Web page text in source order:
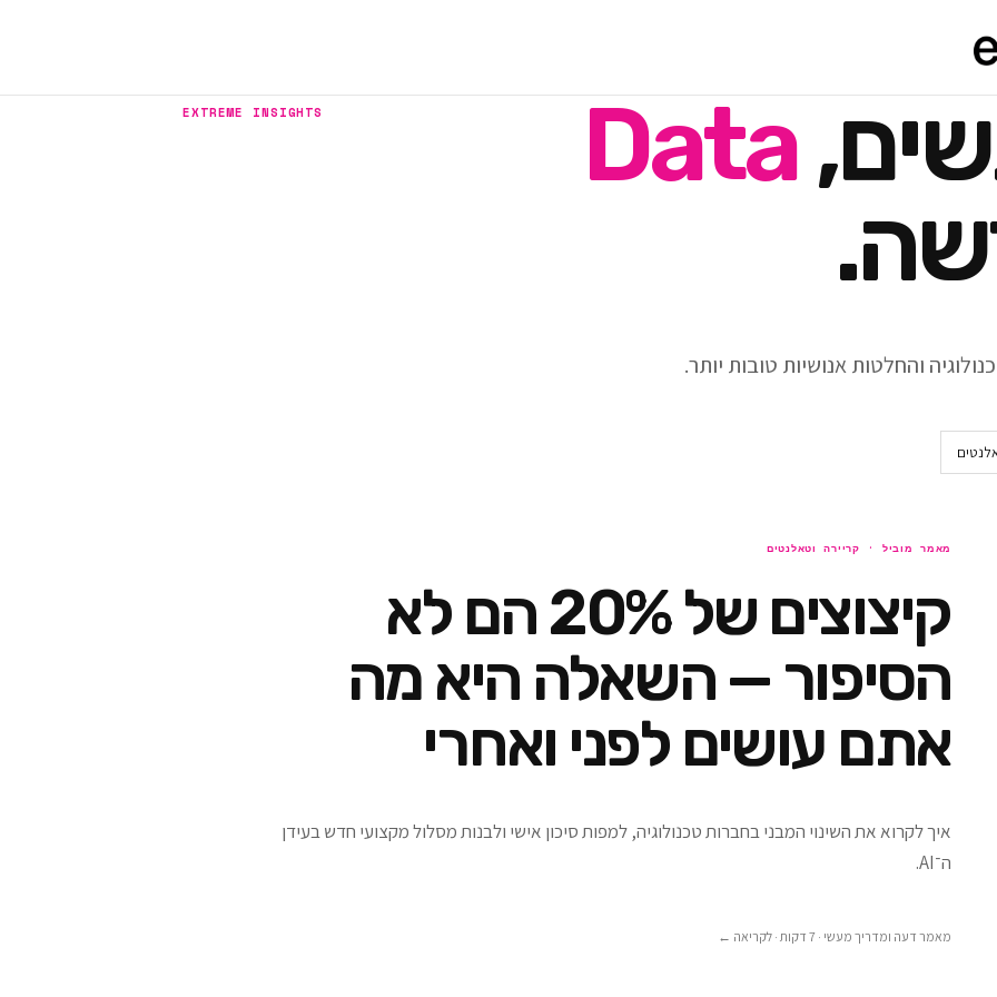
Data
EXTREME INSIGHTS
והחלטות אנושיות טובות יותר.
מאמר מוביל · קריירה וטאלנטים
קיצוצים של 20% הם לא
הסיפור — השאלה היא מה
אתם עושים לפני ואחרי
איך לקרוא את השינוי המבני בחברות טכנולוגיה, למפות סיכון אישי ולבנות מסלול מקצועי חדש בעידן
ה־AI.
מאמר דעה ומדריך מעשי · 7 דקות · לקריאה ←